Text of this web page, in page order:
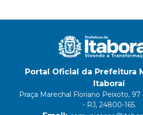
Portal Oficial da Prefeitura
Itaboraí
Praça Marechal Floriano Peixoto,
- RJ, 24800-165.